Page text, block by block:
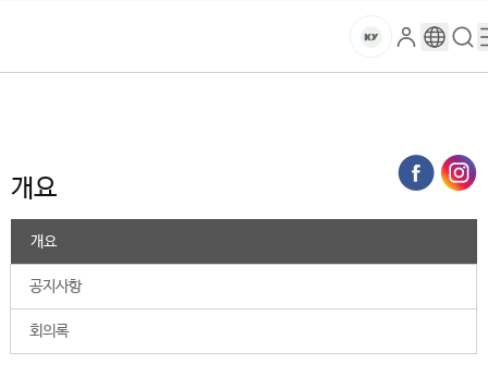
건
대
학
교
마
로
그
구
글
검
색
메
뉴
로
개요
개요
공지사항
회의록